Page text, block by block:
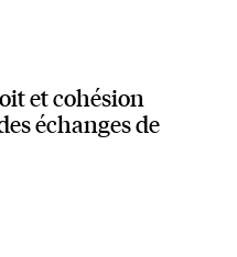
et cohésion
échanges de